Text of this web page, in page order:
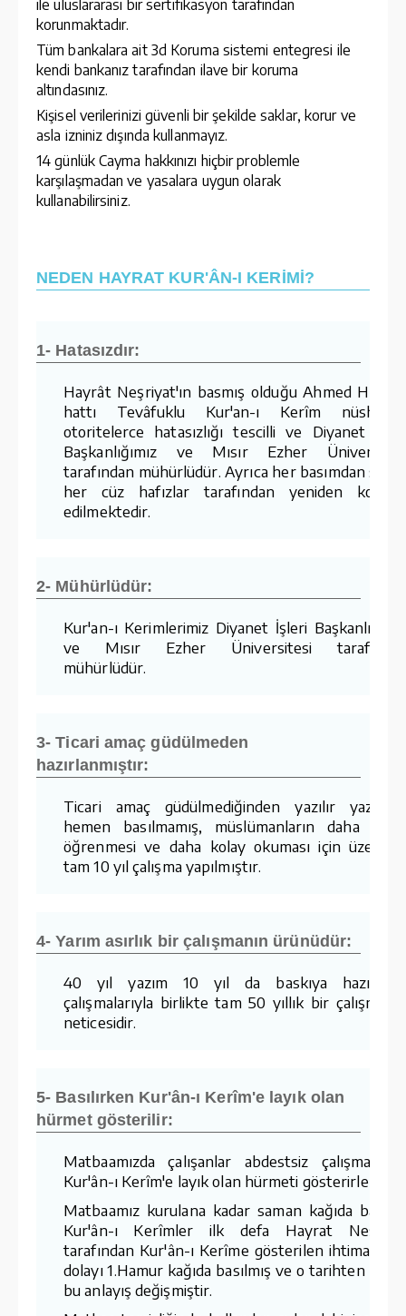
ile uluslararası bir sertifikasyon tarafından
korunmaktadır.
Tüm bankalara ait 3d Koruma sistemi entegresi ile
kendi bankanız tarafından ilave bir koruma
altındasınız.
Kişisel verilerinizi güvenli bir şekilde saklar, korur ve
asla izniniz dışında kullanmayız.
14 günlük Cayma hakkınızı hiçbir problemle
karşılaşmadan ve yasalara uygun olarak
kullanabilirsiniz.
NEDEN HAYRAT KUR'ÂN-I KERİMİ?
1- Hatasızdır:
Hayrât Neşriyat'ın basmış olduğu Ahmed
hattı Tevâfuklu Kur'an-ı Kerîm
otoritelerce hatasızlığı tescilli ve Diyanet
Başkanlığımız ve Mısır Ezher
tarafından mühürlüdür. Ayrıca her basımdan
her cüz hafızlar tarafından yeniden
edilmektedir.
2- Mühürlüdür:
Kur'an-ı Kerimlerimiz Diyanet İşleri
ve Mısır Ezher Üniversitesi
mühürlüdür.
3- Ticari amaç güdülmeden
hazırlanmıştır:
Ticari amaç güdülmediğinden yazılır
hemen basılmamış, müslümanların daha
öğrenmesi ve daha kolay okuması için
tam 10 yıl çalışma yapılmıştır.
4- Yarım asırlık bir çalışmanın ürünüdür:
40 yıl yazım 10 yıl da baskıya
çalışmalarıyla birlikte tam 50 yıllık bir
neticesidir.
5- Basılırken Kur'ân-ı Kerîm'e layık olan
hürmet gösterilir:
Matbaamızda çalışanlar abdestsiz çalışmaz
Kur'ân-ı Kerîm'e layık olan hürmeti gösterirler.
Matbaamız kurulana kadar saman kağıda
Kur'ân-ı Kerîmler ilk defa Hayrat
tarafından Kur'ân-ı Kerîme gösterilen
dolayı 1.Hamur kağıda basılmış ve o tarihten
bu anlayış değişmiştir.